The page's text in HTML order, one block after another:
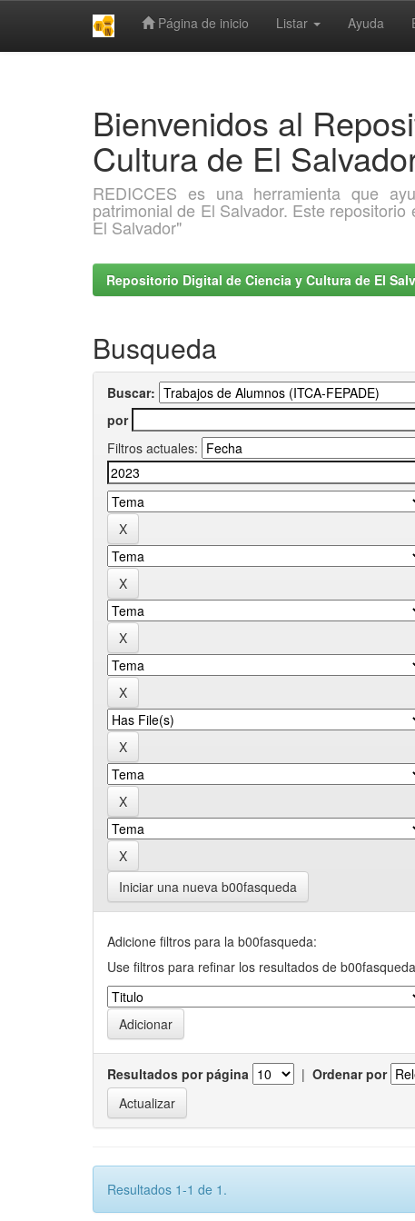
Página de inicio Listar Ayuda
Bienvenidos al
Cultura de El
REDICCES es una herramienta que
patrimonial de El Salvador. Este
El Salvador"
Repositorio Digital de Ciencia y Cultura de El
Busqueda
Buscar:
por
Filtros actuales:
Iniciar una nueva b00fasqueda
Adicione filtros para la b00fasqueda:
Use filtros para refinar los resultados de
Resultados por página | Ordenar por
Resultados 1-1 de 1.